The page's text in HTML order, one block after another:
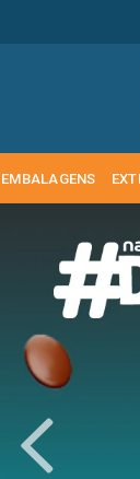
EMBALAGENS